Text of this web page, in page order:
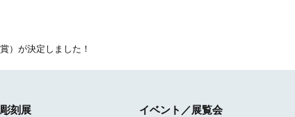
）が決定しました！
刻展 イベント／展覧会